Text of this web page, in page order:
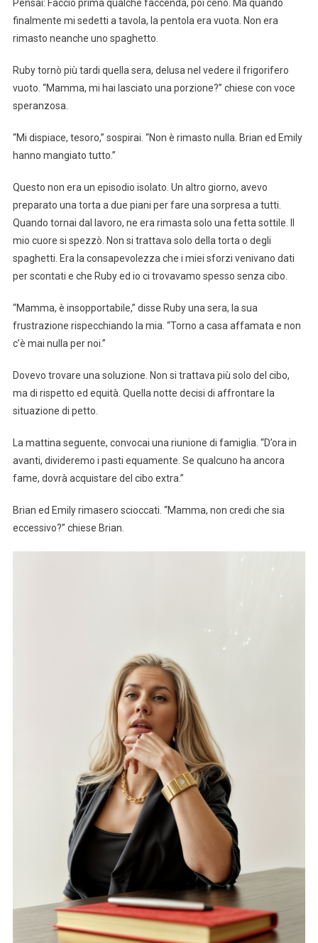
Pensai: Faccio prima qualche faccenda, poi ceno. Ma quando
finalmente mi sedetti a tavola, la pentola era vuota. Non era
rimasto neanche uno spaghetto.
Ruby tornò più tardi quella sera, delusa nel vedere il frigorifero
vuoto. “Mamma, mi hai lasciato una porzione?” chiese con voce
speranzosa.
“Mi dispiace, tesoro,” sospirai. “Non è rimasto nulla. Brian ed Emily
hanno mangiato tutto.”
Questo non era un episodio isolato. Un altro giorno, avevo
preparato una torta a due piani per fare una sorpresa a tutti.
Quando tornai dal lavoro, ne era rimasta solo una fetta sottile. Il
mio cuore si spezzò. Non si trattava solo della torta o degli
spaghetti. Era la consapevolezza che i miei sforzi venivano dati
per scontati e che Ruby ed io ci trovavamo spesso senza cibo.
“Mamma, è insopportabile,” disse Ruby una sera, la sua
frustrazione rispecchiando la mia. “Torno a casa affamata e non
c’è mai nulla per noi.”
Dovevo trovare una soluzione. Non si trattava più solo del cibo,
ma di rispetto ed equità. Quella notte decisi di affrontare la
situazione di petto.
La mattina seguente, convocai una riunione di famiglia. “D’ora in
avanti, divideremo i pasti equamente. Se qualcuno ha ancora
fame, dovrà acquistare del cibo extra.”
Brian ed Emily rimasero scioccati. “Mamma, non credi che sia
eccessivo?” chiese Brian.